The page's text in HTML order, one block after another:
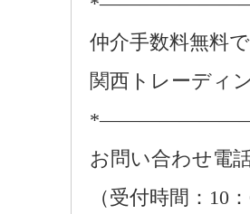
仲介手数料無料
関西トレーディ
お問い合わせ電
（受付時間：10